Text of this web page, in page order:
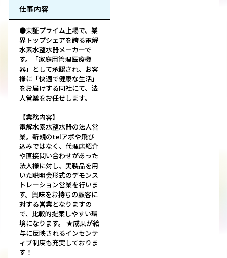
仕事内容
●東証プライム上場で、業
界トップシェアを誇る電解
水素水整水器メーカーで
す。「家庭用管理医療機
器」として承認され、お客
様に「快適で健康な生活」
をお届けする同社にて、法
人営業をお任せします。
【業務内容】
電解水素水整水器の法人営
業。新規のtelアポや飛び
込みではなく、代理店紹介
や直接問い合わせがあった
法人様に対し、実製品を用
いた説明会形式のデモンス
トレーション営業を行いま
す。興味をお持ちの顧客に
対する営業となりますの
で、比較的提案しやすい環
境になります。 ★成果が給
与に反映されるインセンテ
ィブ制度も充実しておりま
す！